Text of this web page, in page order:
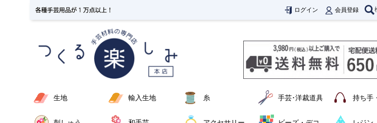
ログイン 会員登録
生地 輸入生地 糸 手芸･洋裁道具 持ち手